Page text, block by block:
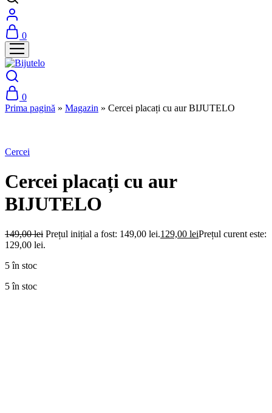
0
0
Prima pagină » Magazin » Cercei placați cu aur BIJUTELO
Cercei
Cercei placați cu aur
BIJUTELO
149,00lei Prețul inițial a fost: 149,00 lei.129,00 leiPrețul curent este:
129,00 lei.
5 în stoc
5 în stoc